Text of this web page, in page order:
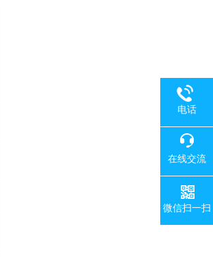
电话
在线交流
微信扫一扫